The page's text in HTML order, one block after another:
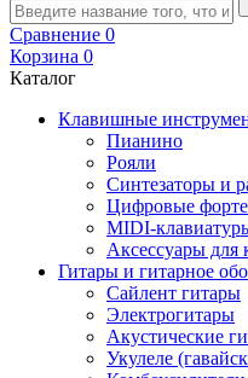
Сравнение 0
Корзина 0
Каталог
Клавишные
Пианино
Рояли
Синтезаторы и
Цифровые
MIDI-
Аксессуары
Гитары и гитарное
Сайлент гитары
Электрогитары
Акустические
Укулеле